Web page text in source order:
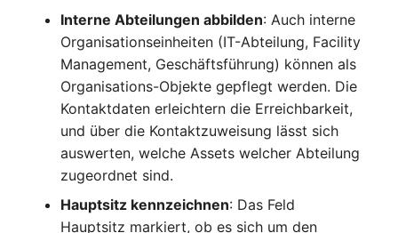
Release Notes 1.14
Release Notes 1.13
Release Notes 1.12
Release Notes 1.11
Release Notes 1.10
Changelogs 1.17.x
Changelogs 1.16.x
Changelogs 1.15.x
Changelogs 1.14.x
Changelogs 1.13.x
Kabeltrasse
Klimaanlage
Konverter
Kryptokarte
Synchronisation
Standort-basierte
Benutzerrechte
Standorte
Switch Stacking
Variable Reports
Replacement
Rights Documentation
SHD Connect
URL-Router
VIVA2 (IT-
Interne Abteilungen abbilden: Auch interne
Organisationseinheiten (IT-Abteilung, Facility
Management, Geschäftsführung) können als
Organisations-Objekte gepflegt werden. Die
Kontaktdaten erleichtern die Erreichbarkeit,
und über die Kontaktzuweisung lässt sich
auswerten, welche Assets welcher Abteilung
zugeordnet sind.
Hauptsitz kennzeichnen: Das Feld
Hauptsitz markiert, ob es sich um den